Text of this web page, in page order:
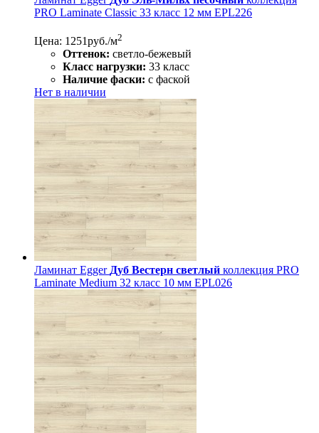
PRO Laminate Classic 33 класс 12 мм EPL226
Цена: 1251руб./м2
Оттенок: светло-бежевый
Класс нагрузки: 33 класс
Наличие фаски: с фаской
Нет в наличии
Ламинат Egger Дуб Вестерн светлый коллекция PRO
Laminate Medium 32 класс 10 мм EPL026